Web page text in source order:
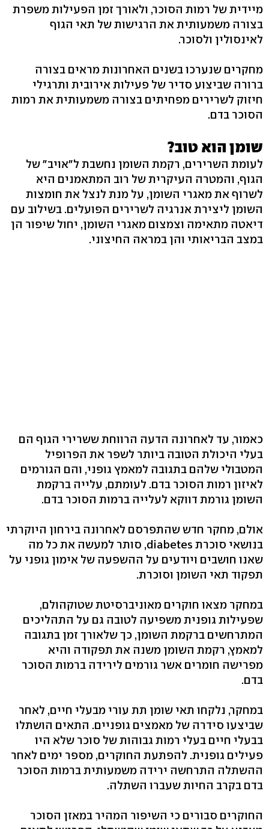
מיידית של רמות הסוכר, ולאורך זמן הפעילות משפרת
בצורה משמעותית את הרגישות של תאי הגוף
לאינסולין ולסוכר.
מחקרים שנערכו בשנים האחרונות מראים בצורה
ברורה שביצוע סדיר של פעילות אירובית ותרגילי
חיזוק לשרירים מפחיתים בצורה משמעותית את רמות
הסוכר בדם.
שומן הוא טוב?
לעומת השרירים, רקמת השומן נחשבת ל"אויב" של
הגוף, והמטרה העיקרית של רוב המתאמנים היא
לשרוף את מאגרי השומן, על מנת לנצל את חומצות
השומן ליצירת אנרגיה לשרירים הפועלים. בשילוב עם
דיאטה מתאימה וצמצום מאגרי השומן, יחול שיפור הן
במצב הבריאותי והן במראה החיצוני.
כאמור, עד לאחרונה הדעה הרווחת ששרירי הגוף הם
בעלי היכולת הטובה ביותר לשפר את הפרופיל
המטבולי שלהם בתגובה למאמץ גופני, והם הגורמים
לאיזון רמות הסוכר בדם. לעומתם, עלייה ברקמת
השומן גורמת דווקא לעלייה ברמות הסוכר בדם.
אולם, מחקר חדש שהתפרסם לאחרונה בירחון היוקרתי
בנושאי סוכרת diabetes, סותר למעשה את כל מה
שאנו חושבים ויודעים על ההשפעה של אימון גופני על
תפקוד תאי השומן וסוכרת.
במחקר מצאו חוקרים מאוניברסיטת שטוקהולם,
שפעילות גופנית משפיעה לטובה גם על התהליכים
המתרחשים ברקמת השומן, כך שלאורך זמן בתגובה
למאמץ, רקמת השומן משנה את תפקודה והיא
מפרישה חומרים אשר גורמים לירידה ברמות הסוכר
בדם.
במחקר, נלקחו תאי שומן תת עורי מבעלי חיים, לאחר
שביצעו סידרה של מאמצים גופניים. התאים הושתלו
בבעלי חיים בעלי רמות גבוהות של סוכר שלא היו
פעילים גופנית. להפתעת החוקרים, מספר ימים לאחר
ההשתלה התרחשה ירידה משמעותית ברמות הסוכר
בדם בקרב החיות שעברו השתלה.
החוקרים סבורים כי השיפור המהיר במאזן הסוכר